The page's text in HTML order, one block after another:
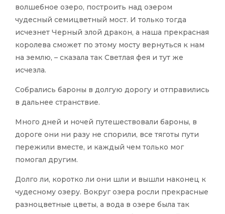
волшебное озеро, построить над озером
чудесный семицветный мост. И только тогда
исчезнет Черный злой дракон, а наша прекрасная
королева сможет по этому мосту вернуться к нам
на землю, – сказала так Светлая фея и тут же
исчезла.
Собрались бароны в долгую дорогу и отправились
в дальнее странствие.
Много дней и ночей путешествовали бароны, в
дороге они ни разу не спорили, все тяготы пути
пережили вместе, и каждый чем только мог
помогал другим.
Долго ли, коротко ли они шли и вышли наконец к
чудесному озеру. Вокруг озера росли прекрасные
разноцветные цветы, а вода в озере была так